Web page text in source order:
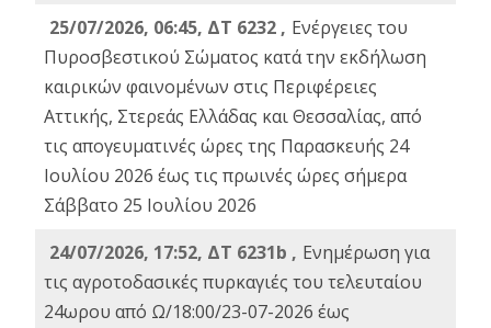
25/07/2026, 06:45, ΔΤ 6232 , Ενέργειες του
Πυροσβεστικού Σώματος κατά την εκδήλωση
καιρικών φαινομένων στις Περιφέρειες
Αττικής, Στερεάς Ελλάδας και Θεσσαλίας, από
τις απογευματινές ώρες της Παρασκευής 24
Ιουλίου 2026 έως τις πρωινές ώρες σήμερα
Σάββατο 25 Ιουλίου 2026
24/07/2026, 17:52, ΔΤ 6231b , Ενημέρωση για
τις αγροτοδασικές πυρκαγιές του τελευταίου
24ωρου από Ω/18:00/23-07-2026 έως